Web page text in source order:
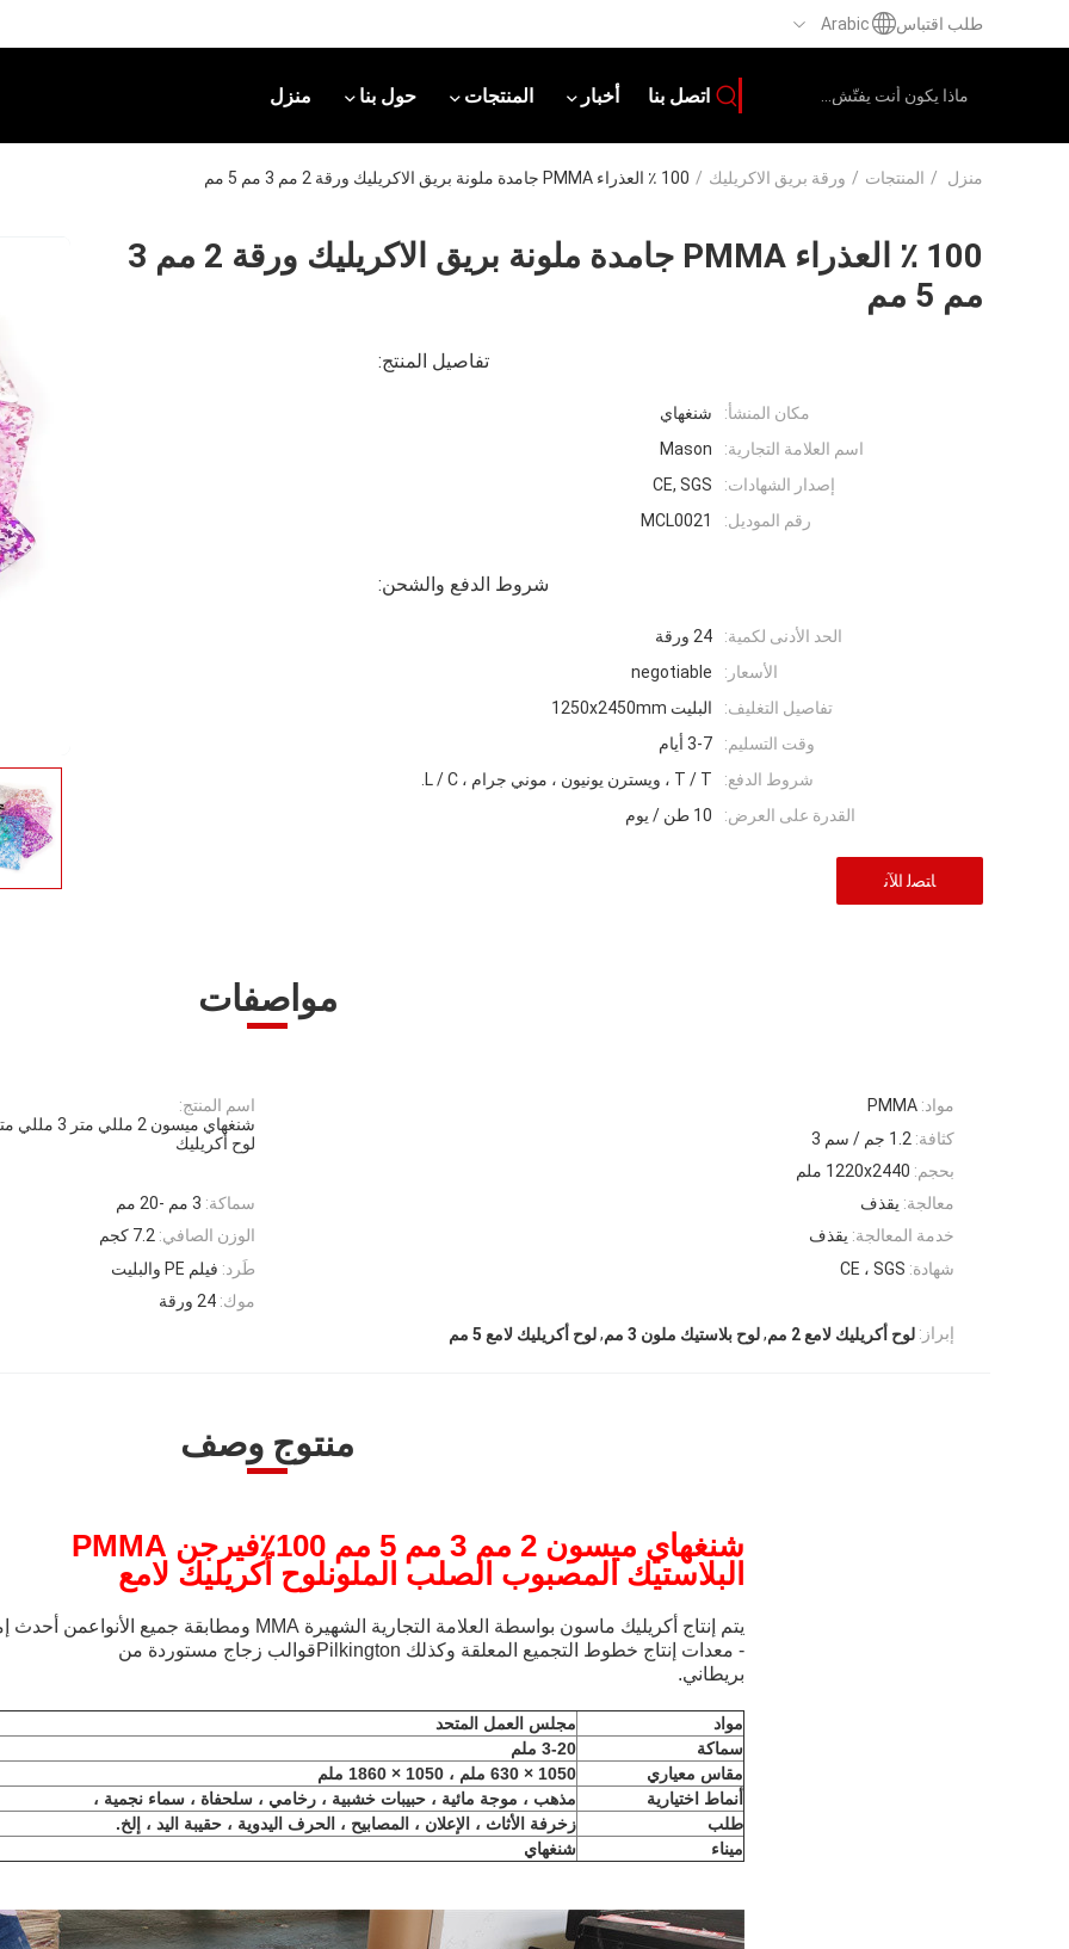
طلب اقتباس Arabic
منزل حول بنا المنتجات أخبار اتصل بنا
منزل / المنتجات / ورقة بريق الاكريليك / 100 ٪ العذراء PMMA جامدة ملونة بريق الاكريليك ورقة 2 مم 3 مم 5 مم
100 ٪ العذراء PMMA جامدة ملونة بريق الاكريليك ورقة 2 مم 3
مم 5 مم
تفاصيل المنتج:
مكان المنشأ:
شنغهاي
اسم العلامة التجارية:
Mason
إصدار الشهادات:
CE, SGS
رقم الموديل:
MCL0021
شروط الدفع والشحن:
الحد الأدنى لكمية:
24 ورقة
الأسعار:
negotiable
تفاصيل التغليف:
البليت 1250x2450mm
وقت التسليم:
3-7 أيام
شروط الدفع:
T / T ، ويسترن يونيون ، موني جرام ، L / C.
القدرة على العرض:
10 طن / يوم
ﺎﺘﺼﻟ ﺍﻶﻧ
مواصفات
اسم المنتج:
لوح أكريليك
مواد: PMMA
كثافة: 1.2 جم / سم 3
بحجم: 1220x2440 ملم
سماكة: 3 مم -20 مم معالجة: يقذف
الوزن الصافي: 7.2 كجم خدمة المعالجة: يقذف
طَرد: فيلم PE والبليت شهادة: CE ، SGS
موك: 24 ورقة
إبراز: لوح أكريليك لامع 2 مم ,لوح بلاستيك ملون 3 مم ,لوح أكريليك لامع 5 مم
منتوج وصف
شنغهاي ميسون 2 مم 3 مم 5 مم 100٪
فيرجن PMMA
البلاستيك المصبوب الصلب الملونلوح أكريليك لامع
يتم إنتاج أكريليك ماسون بواسطة العلامة التجارية الشهيرة MMA ومطابقة جميع الأنواع
من أحدث
- معدات إنتاج خطوط التجميع المعلقة وكذلك Pilkington
قوالب زجاج مستوردة من
بريطاني.
مواد
مجلس العمل المتحد
سماكة
3-20 ملم
مقاس معياري
1050 × 630 ملم ، 1050 × 1860 ملم
أنماط اختيارية
مذهب ، موجة مائية ، حبيبات خشبية ، رخامي ، سلحفاة ، سماء نجمية ،
طلب
زخرفة الأثاث ، الإعلان ، المصابيح ، الحرف اليدوية ، حقيبة اليد ، إلخ.
ميناء
شنغهاي